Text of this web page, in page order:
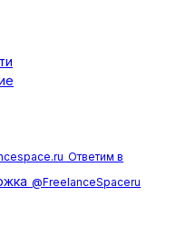
Ответим в
@FreelanceSpaceru